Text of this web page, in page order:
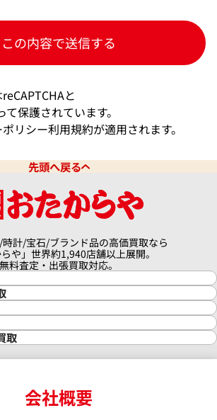
扱いの委託することがあります。委託に
取扱いを委託された個人情報の安全管理
＞
求、又は第三者提供記録の開示に関する
請求等は、以下の「個人情報苦情及び相
けます。
て＞
のご提供がない場合、最適なご対応がで
ます。
用目的の達成に必要な範囲でcookie等
用をしています。
び相談窓口＞
と
保護されています。
リシー利用規約が適用されます。
先頭へ戻る
計/宝石/ブランド品の高価買取なら
らや」世界約1,940店舗以上展開。
無料査定・出張買取対応。
情報
参考価格一覧
取
ナー買取
ーラー買取
スト買取
取
ペル買取
会社概要